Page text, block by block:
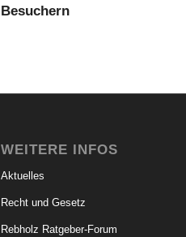
Besuchern
WEITERE INFOS
Aktuelles
Recht und Gesetz
Rebholz Ratgeber-Forum